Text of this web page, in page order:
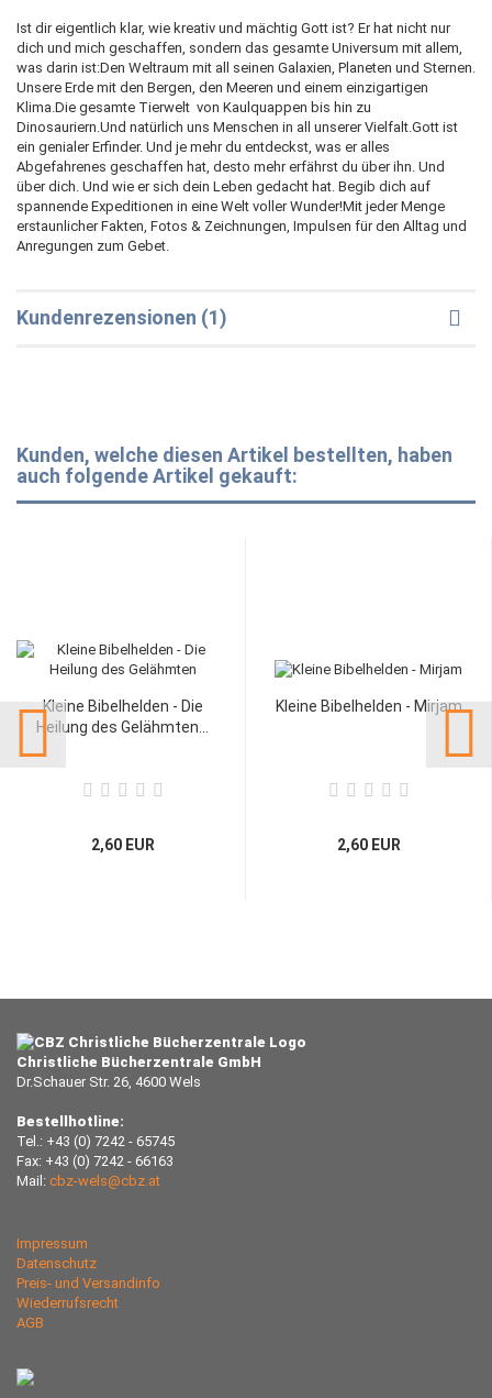
Ist dir eigentlich klar, wie kreativ und mächtig Gott ist? Er hat nicht nur
dich und mich geschaffen, sondern das gesamte Universum mit allem,
was darin ist:Den Weltraum mit all seinen Galaxien, Planeten und Sternen.
Unsere Erde mit den Bergen, den Meeren und einem einzigartigen
Klima.Die gesamte Tierwelt  von Kaulquappen bis hin zu
Dinosauriern.Und natürlich uns Menschen in all unserer Vielfalt.Gott ist
ein genialer Erfinder. Und je mehr du entdeckst, was er alles
Abgefahrenes geschaffen hat, desto mehr erfährst du über ihn. Und
über dich. Und wie er sich dein Leben gedacht hat. Begib dich auf
spannende Expeditionen in eine Welt voller Wunder!Mit jeder Menge
erstaunlicher Fakten, Fotos & Zeichnungen, Impulsen für den Alltag und
Anregungen zum Gebet.
Kundenrezensionen (1)
Kunden, welche diesen Artikel bestellten, haben
auch folgende Artikel gekauft:
Kleine Bibelhelden - Die
Heilung des Gelähmten...
2,60 EUR
Kleine Bibelhelden - Mirjam
2,60 EUR
Christliche Bücherzentrale GmbH
Dr.Schauer Str. 26, 4600 Wels
Bestellhotline:
Tel.: +43 (0) 7242 - 65745
Fax: +43 (0) 7242 - 66163
Mail: cbz-wels@cbz.at
Impressum
Datenschutz
Preis- und Versandinfo
Wiederrufsrecht
AGB